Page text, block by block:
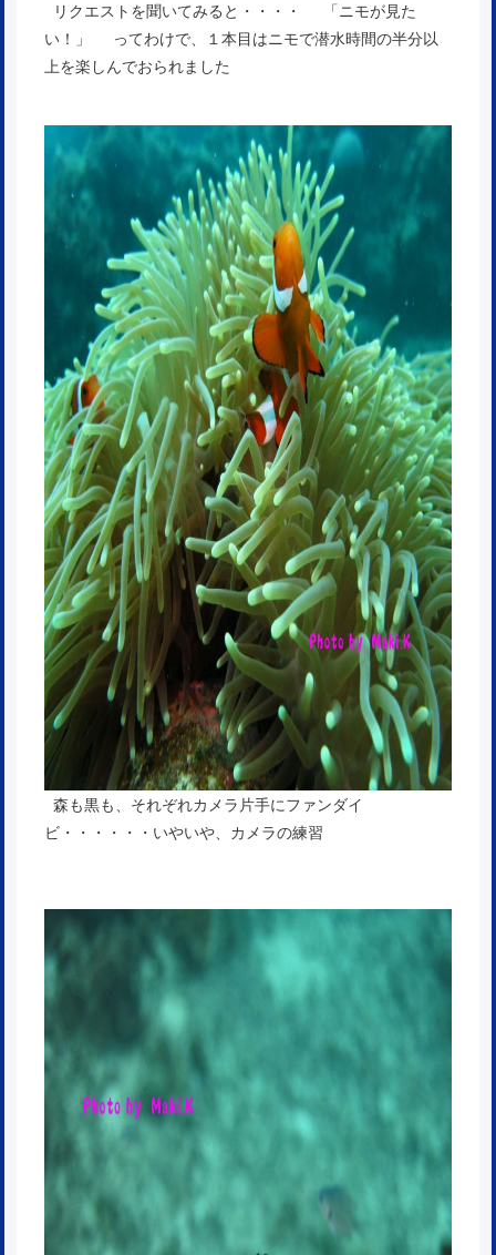
リクエストを聞いてみると・・・・ 「ニモが見た
い！」 ってわけで、１本目はニモで潜水時間の半分以
上を楽しんでおられました
森も黒も、それぞれカメラ片手にファンダイ
ビ・・・・・・いやいや、カメラの練習